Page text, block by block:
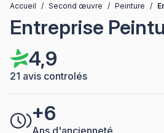
Accueil / Second œuvre / Peinture /
Entreprise
4,9
21 avis controlés
+6
Ans d'ancienneté